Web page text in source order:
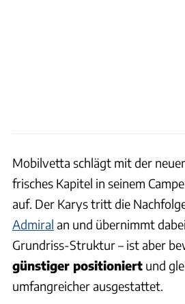
Mobilvetta schlägt mit der
frisches Kapitel in seinem
auf. Der Karys tritt die
Admiral an und übernimmt
Grundriss-Struktur – ist aber
günstiger positioniert und
umfangreicher ausgestattet.